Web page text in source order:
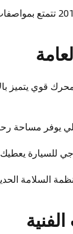
قوي يتميز
يوفر مساحة
للسيارة
السلامة